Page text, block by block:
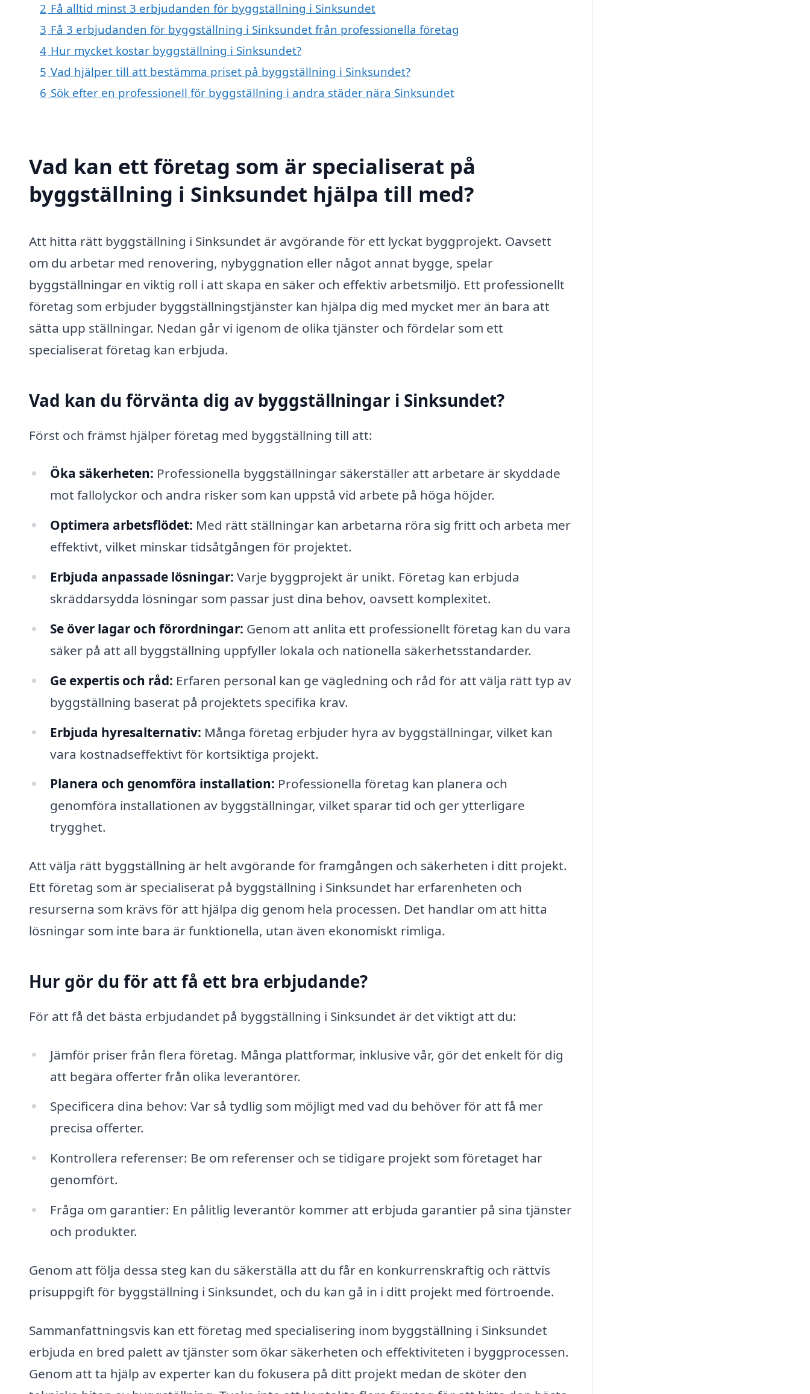
2 Få alltid minst 3 erbjudanden för byggställning i Sinksundet
3 Få 3 erbjudanden för byggställning i Sinksundet från professionella företag
4 Hur mycket kostar byggställning i Sinksundet?
5 Vad hjälper till att bestämma priset på byggställning i Sinksundet?
6 Sök efter en professionell för byggställning i andra städer nära Sinksundet
Vad kan ett företag som är specialiserat på
byggställning i Sinksundet hjälpa till med?
Att hitta rätt byggställning i Sinksundet är avgörande för ett lyckat byggprojekt. Oavsett
om du arbetar med renovering, nybyggnation eller något annat bygge, spelar
byggställningar en viktig roll i att skapa en säker och effektiv arbetsmiljö. Ett professionellt
företag som erbjuder byggställningstjänster kan hjälpa dig med mycket mer än bara att
sätta upp ställningar. Nedan går vi igenom de olika tjänster och fördelar som ett
specialiserat företag kan erbjuda.
Vad kan du förvänta dig av byggställningar i Sinksundet?
Först och främst hjälper företag med byggställning till att:
Öka säkerheten: Professionella byggställningar säkerställer att arbetare är skyddade
mot fallolyckor och andra risker som kan uppstå vid arbete på höga höjder.
Optimera arbetsflödet: Med rätt ställningar kan arbetarna röra sig fritt och arbeta mer
effektivt, vilket minskar tidsåtgången för projektet.
Erbjuda anpassade lösningar: Varje byggprojekt är unikt. Företag kan erbjuda
skräddarsydda lösningar som passar just dina behov, oavsett komplexitet.
Se över lagar och förordningar: Genom att anlita ett professionellt företag kan du vara
säker på att all byggställning uppfyller lokala och nationella säkerhetsstandarder.
Ge expertis och råd: Erfaren personal kan ge vägledning och råd för att välja rätt typ av
byggställning baserat på projektets specifika krav.
Erbjuda hyresalternativ: Många företag erbjuder hyra av byggställningar, vilket kan
vara kostnadseffektivt för kortsiktiga projekt.
Planera och genomföra installation: Professionella företag kan planera och
genomföra installationen av byggställningar, vilket sparar tid och ger ytterligare
trygghet.
Att välja rätt byggställning är helt avgörande för framgången och säkerheten i ditt projekt.
Ett företag som är specialiserat på byggställning i Sinksundet har erfarenheten och
resurserna som krävs för att hjälpa dig genom hela processen. Det handlar om att hitta
lösningar som inte bara är funktionella, utan även ekonomiskt rimliga.
Hur gör du för att få ett bra erbjudande?
För att få det bästa erbjudandet på byggställning i Sinksundet är det viktigt att du:
Jämför priser från flera företag. Många plattformar, inklusive vår, gör det enkelt för dig
att begära offerter från olika leverantörer.
Specificera dina behov: Var så tydlig som möjligt med vad du behöver för att få mer
precisa offerter.
Kontrollera referenser: Be om referenser och se tidigare projekt som företaget har
genomfört.
Fråga om garantier: En pålitlig leverantör kommer att erbjuda garantier på sina tjänster
och produkter.
Genom att följa dessa steg kan du säkerställa att du får en konkurrenskraftig och rättvis
prisuppgift för byggställning i Sinksundet, och du kan gå in i ditt projekt med förtroende.
Sammanfattningsvis kan ett företag med specialisering inom byggställning i Sinksundet
erbjuda en bred palett av tjänster som ökar säkerheten och effektiviteten i byggprocessen.
Genom att ta hjälp av experter kan du fokusera på ditt projekt medan de sköter den